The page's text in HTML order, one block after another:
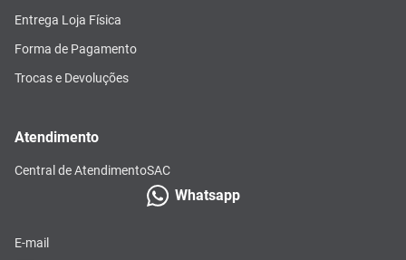
Entrega Loja Física
Forma de Pagamento
Trocas e Devoluções
Atendimento
Central de AtendimentoSAC
Whatsapp
E-mail